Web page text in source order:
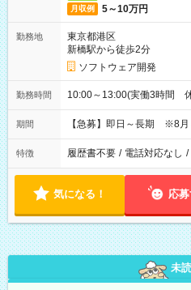
月収例 5～10万円
勤務地
東京都港区
新橋駅から徒歩2分
ソフトウェア開発
勤務時間 10:00～13:00(実働3時間
期間 【急募】即日～長期 ※8月
特徴 履歴書不要 / 電話対応なし /
気になる！ 応
未読